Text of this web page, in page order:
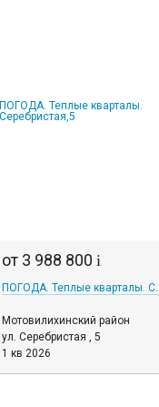
от 3 988 800 i
ПОГОДА.
Мотовилихинский район
ул. Серебристая , 5
1 кв 2026